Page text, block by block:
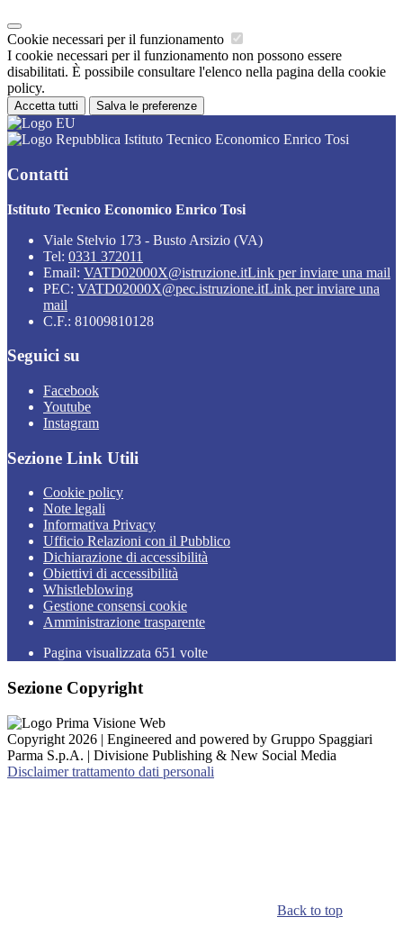
Cookie necessari per il funzionamento
I cookie necessari per il funzionamento non possono essere
disabilitati. È possibile consultare l'elenco nella pagina della cookie
policy.
Accetta tutti Salva le preferenze
Istituto Tecnico Economico Enrico Tosi
Contatti
Istituto Tecnico Economico Enrico Tosi
Viale Stelvio 173 - Busto Arsizio (VA)
Tel: 0331 372011
Email: VATD02000X@istruzione.itLink per inviare una mail
PEC: VATD02000X@pec.istruzione.itLink per inviare una
mail
C.F.: 81009810128
Seguici su
Facebook
Youtube
Instagram
Sezione Link Utili
Cookie policy
Note legali
Informativa Privacy
Ufficio Relazioni con il Pubblico
Dichiarazione di accessibilità
Obiettivi di accessibilità
Whistleblowing
Gestione consensi cookie
Amministrazione trasparente
Pagina visualizzata 651 volte
Sezione Copyright
Copyright 2026 | Engineered and powered by Gruppo Spaggiari
Parma S.p.A. | Divisione Publishing & New Social Media
Disclaimer trattamento dati personali
Back to top